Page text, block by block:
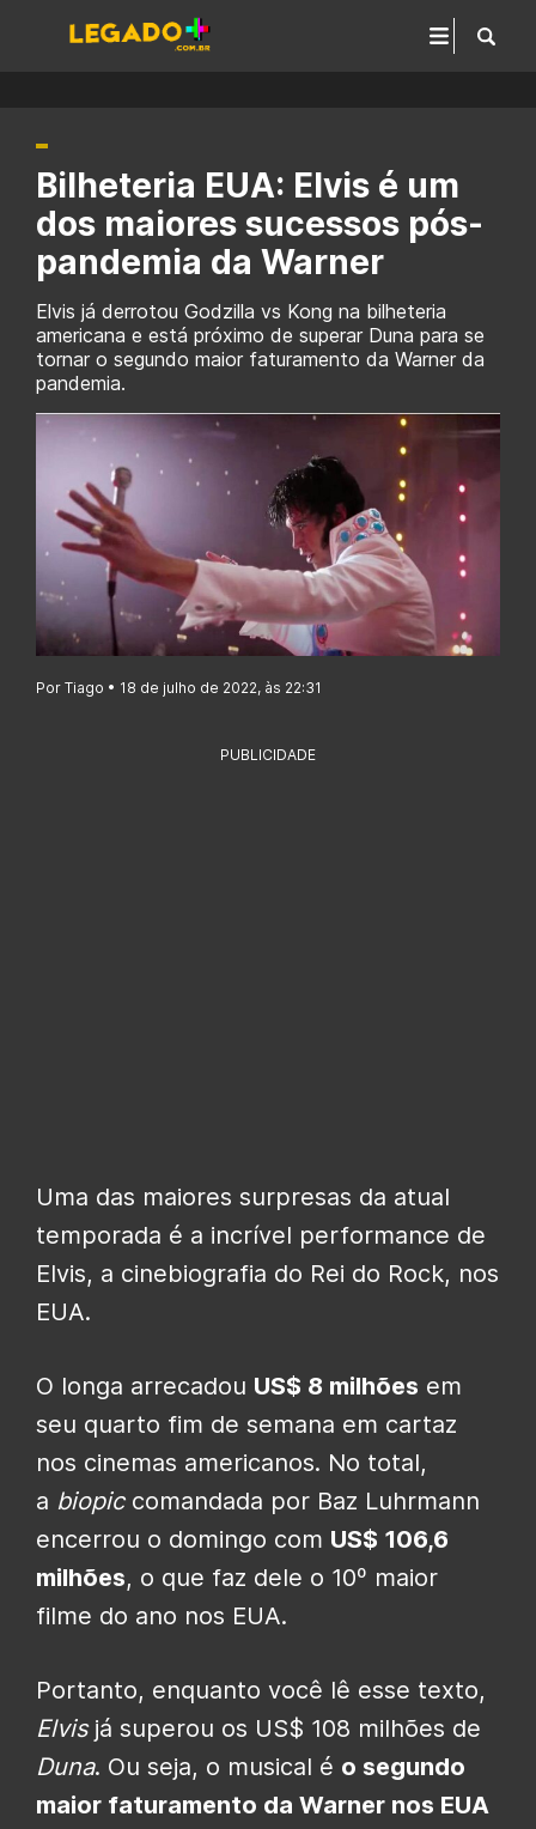
Bilheteria EUA: Elvis é um
dos maiores sucessos pós-
pandemia da Warner
Elvis já derrotou Godzilla vs Kong na bilheteria
americana e está próximo de superar Duna para se
tornar o segundo maior faturamento da Warner da
pandemia.
Por Tiago • 18 de julho de 2022, às 22:31
PUBLICIDADE
Uma das maiores surpresas da atual
temporada é a incrível performance de
Elvis, a cinebiografia do Rei do Rock, nos
EUA.
O longa arrecadou US$ 8 milhões em
seu quarto fim de semana em cartaz
nos cinemas americanos. No total,
a biopiccomandada por Baz Luhrmann
encerrou o domingo com US$ 106,6
milhões, o que faz dele o 10º maior
filme do ano nos EUA.
Portanto, enquanto você lê esse texto,
Elvisjá superou os US$ 108 milhões de
Duna. Ou seja, o musical é o segundo
maior faturamento da Warner nos EUA